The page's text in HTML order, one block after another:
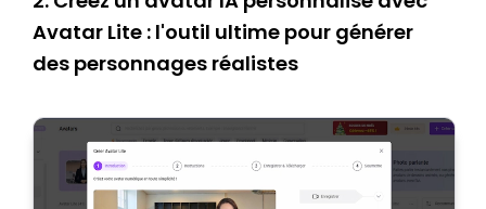
Avatar Lite : l'outil ultime pour générer
des personnages réalistes